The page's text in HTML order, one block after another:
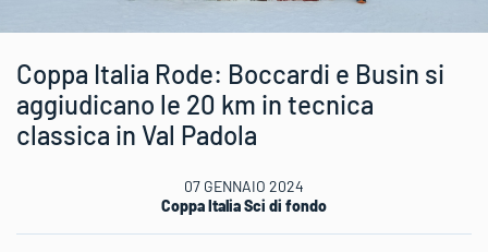
Coppa Italia Rode: Boccardi e Busin si
aggiudicano le 20 km in tecnica
classica in Val Padola
07 GENNAIO 2024
Coppa Italia Sci di fondo